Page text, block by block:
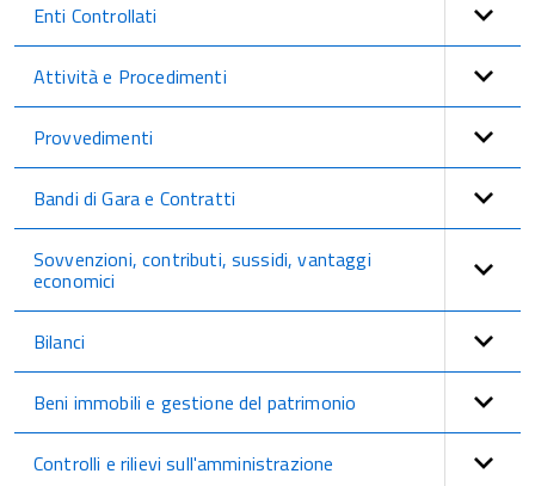
Enti Controllati
Attività e Procedimenti
Provvedimenti
Bandi di Gara e Contratti
Sovvenzioni, contributi, sussidi, vantaggi
economici
Bilanci
Beni immobili e gestione del patrimonio
Controlli e rilievi sull'amministrazione